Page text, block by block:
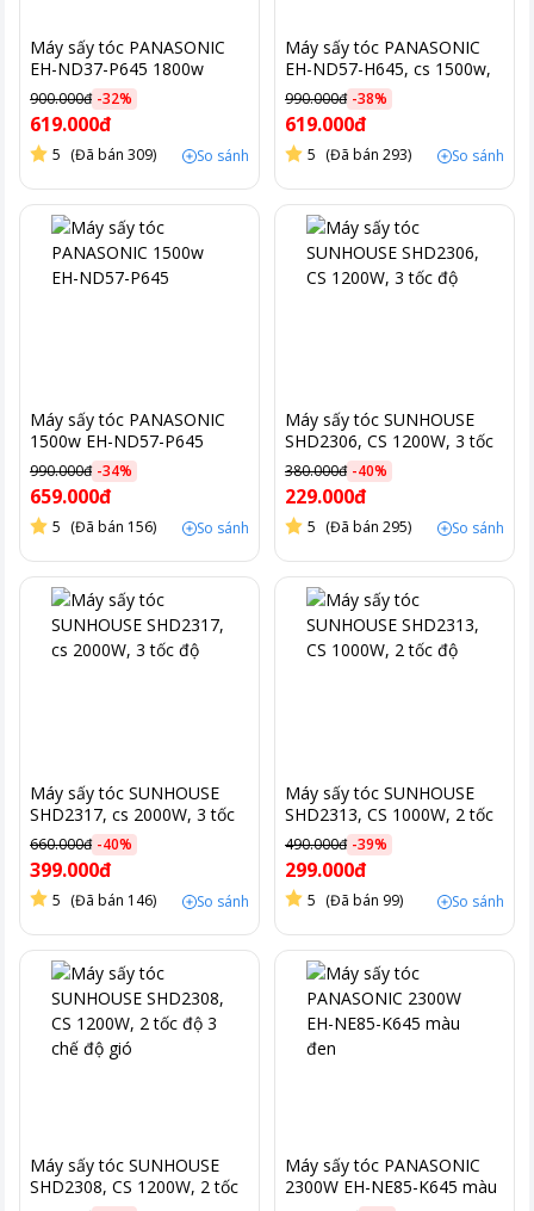
Máy sấy tóc PANASONIC
EH-ND37-P645 1800w
900.000đ -32%
619.000đ
5 (Đã bán 309) So sánh
Máy sấy tóc PANASONIC
EH-ND57-H645, cs 1500w,
màu ghi
990.000đ -38%
619.000đ
5 (Đã bán 293) So sánh
Máy sấy tóc PANASONIC
1500w EH-ND57-P645
990.000đ -34%
659.000đ
5 (Đã bán 156) So sánh
Máy sấy tóc SUNHOUSE
SHD2306, CS 1200W, 3 tốc
độ
380.000đ -40%
229.000đ
5 (Đã bán 295) So sánh
Máy sấy tóc SUNHOUSE
SHD2317, cs 2000W, 3 tốc
độ
660.000đ -40%
399.000đ
5 (Đã bán 146) So sánh
Máy sấy tóc SUNHOUSE
SHD2313, CS 1000W, 2 tốc
độ
490.000đ -39%
299.000đ
5 (Đã bán 99) So sánh
Máy sấy tóc SUNHOUSE
SHD2308, CS 1200W, 2 tốc
Máy sấy tóc PANASONIC
2300W EH-NE85-K645 màu